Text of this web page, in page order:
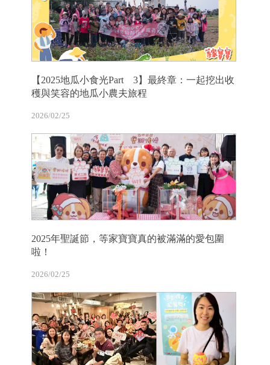
【2025地瓜小食光Part 3】最終章：一起挖出收
穫與笑容的地瓜小農夫旅程
2026/02/25
2025年聖誕節，等家寶寶真的被滿滿的愛包圍
啦！
2026/02/25